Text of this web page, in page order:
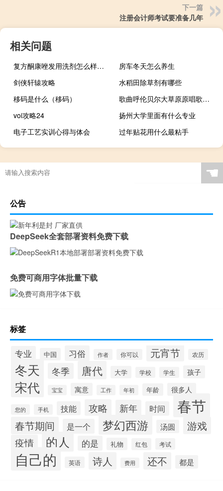
下一篇
注册会计师考试要准备几年
相关问题
复方酮康唑发用洗剂怎么样算洗干净（复方酮康唑发用洗剂怎么样）
房车冬天怎么养生
剑侠轩辕攻略
水稻田除草剂有哪些
移码是什么（移码）
歌曲呼伦贝尔大草原原唱歌词（歌曲呼伦贝尔大草原原唱）
voi攻略24
扬州大学里面有什么专业
电子工艺实训心得与体会
过年贴花用什么最粘手
☚
公告
DeepSeek全套部署资料免费下载
免费可商用字体批量下载
标签
专业 中国 习俗 作者 你可以 元宵节 农历
冬天 冬季 唐代 大学 学校 学生 孩子
宋代 宝宝 寓意 工作 年初 年龄 很多人
您的 手机 技能 攻略 新年 时间 春节
春节期间 是一个 梦幻西游 汤圆 游戏
疫情 的人 的是 礼物 红包 考试
自己的 英语 诗人 费用 还不 都是